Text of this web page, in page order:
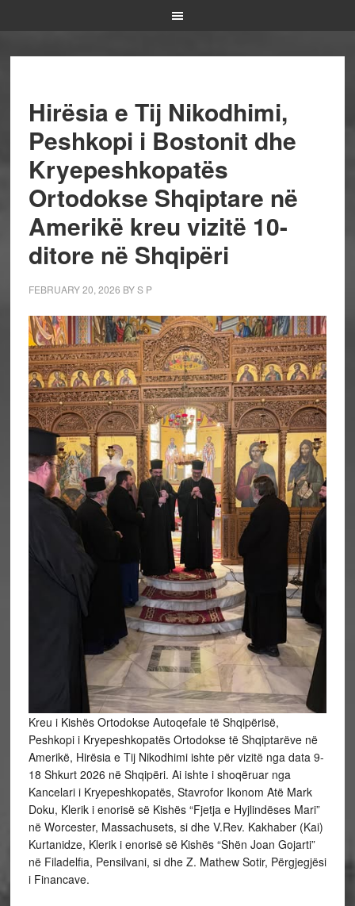
Hirësia e Tij Nikodhimi,
Peshkopi i Bostonit dhe
Kryepeshkopatës
Ortodokse Shqiptare në
Amerikë kreu vizitë 10-
ditore në Shqipëri
FEBRUARY 20, 2026 BYS P
Kreu i Kishës Ortodokse Autoqefale të Shqipërisë,
Peshkopi i Kryepeshkopatës Ortodokse të Shqiptarëve në
Amerikë, Hirësia e Tij Nikodhimi ishte për vizitë nga data 9-
18 Shkurt 2026 në Shqipëri. Ai ishte i shoqëruar nga
Kancelari i Kryepeshkopatës, Stavrofor Ikonom Atë Mark
Doku, Klerik i enorisë së Kishës “Fjetja e Hyjlindëses Mari”
në Worcester, Massachusets, si dhe V.Rev. Kakhaber (Kai)
Kurtanidze, Klerik i enorisë së Kishës “Shën Joan Gojarti”
në Filadelfia, Pensilvani, si dhe Z. Mathew Sotir, Përgjegjësi
i Financave.